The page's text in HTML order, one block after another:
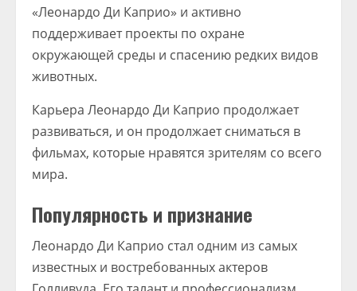
«Леонардо Ди Каприо» и активно
поддерживает проекты по охране
окружающей среды и спасению редких видов
животных.
Карьера Леонардо Ди Каприо продолжает
развиваться, и он продолжает сниматься в
фильмах, которые нравятся зрителям со всего
мира.
Популярность и признание
Леонардо Ди Каприо стал одним из самых
известных и востребованных актеров